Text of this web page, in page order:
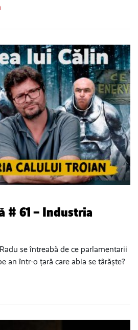
# 61 – Industria
se întreabă de ce parlamentarii
an într-o țară care abia se târăște?